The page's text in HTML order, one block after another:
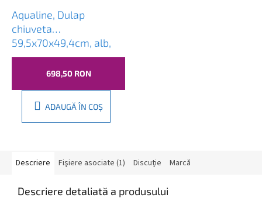
Aqualine, Dulap
chiuveta
59,5x70x49,4cm, alb,
57035
698,50 RON
ADAUGĂ ÎN COŞ
Descriere Fişiere asociate (1) Discuţie Marcă
Descriere detaliată a produsului